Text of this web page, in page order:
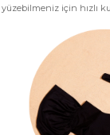
için hızlı